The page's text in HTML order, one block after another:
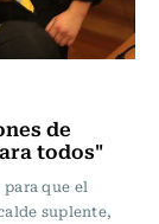
de
todos"
que el
suplente,